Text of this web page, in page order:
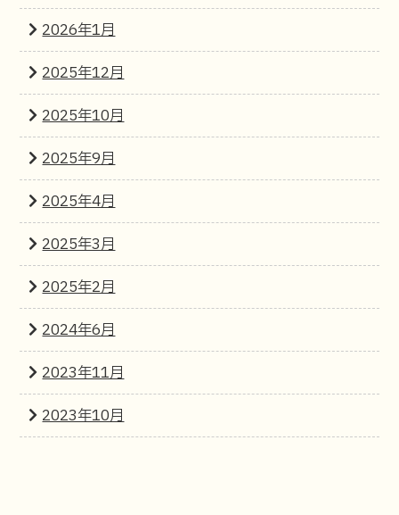
2026年1月
2025年12月
2025年10月
2025年9月
2025年4月
2025年3月
2025年2月
2024年6月
2023年11月
2023年10月